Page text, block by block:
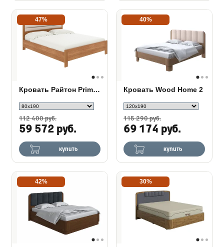
47%
Кровать Райтон Prima с ПМ
112 400 руб.
59 572 руб.
купить
40%
Кровать Wood Home 2
115 290 руб.
69 174 руб.
купить
42% 30%